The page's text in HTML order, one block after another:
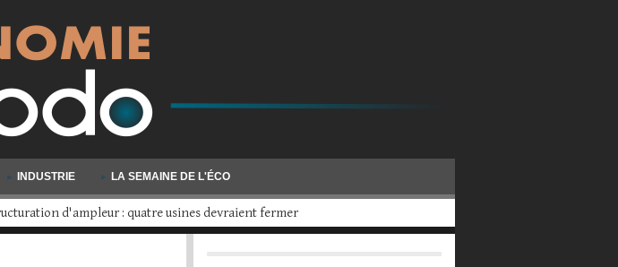
INDUSTRIE LA SEMAINE DE L'ÉCO
d'ampleur : quatre usines devraient fermer